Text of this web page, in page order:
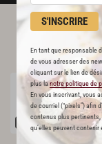
S'INSCRIRE
En tant que responsable
de vous adresser des
cliquant sur le lien de
plus lanotre politique de
En vous inscrivant, vous
de courriel (“pixels”) afin
contenus plus
qu’elles peuvent
RECETTE OFFERTE !